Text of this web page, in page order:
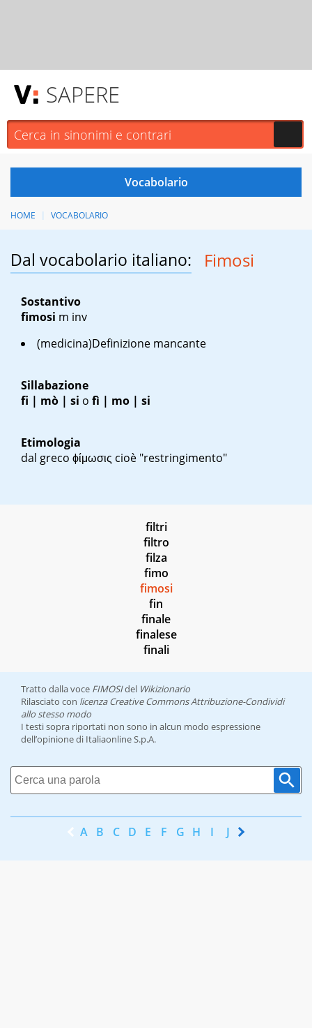
SAPERE
HOME VOCABOLARIO
Dal vocabolario italiano: Fimosi
Sostantivo
fimosi m inv
(medicina)Definizione mancante
Sillabazione
fi | mò | si o fì | mo | si
Etimologia
dal greco ϕίμωσις cioè "restringimento"
filtri
filtro
filza
fimo
fimosi
fin
finale
finalese
finali
Tratto dalla voce FIMOSIdel Wikizionario
Rilasciato con licenza Creative Commons Attribuzione-Condividi
allo stesso modo
I testi sopra riportati non sono in alcun modo espressione
dell’opinione di Italiaonline S.p.A.
A B C D E F G H I J K